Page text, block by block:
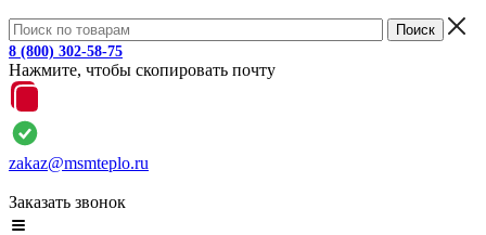
8 (800) 302-58-75
Нажмите, чтобы скопировать почту
zakaz@msmteplo.ru
Заказать звонок